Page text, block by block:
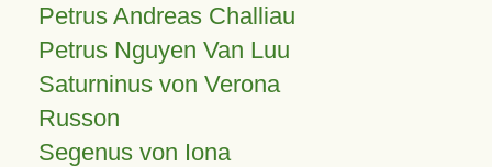
Petrus Andreas Challiau
Petrus Nguyen Van Luu
Saturninus von Verona
Russon
Segenus von Iona